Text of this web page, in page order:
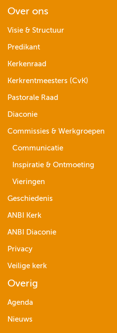
Over ons
Visie & Structuur
Predikant
Kerkenraad
Kerkrentmeesters (CvK)
Pastorale Raad
Diaconie
Commissies & Werkgroepen
Communicatie
Inspiratie & Ontmoeting
Vieringen
Geschiedenis
ANBI Kerk
ANBI Diaconie
Privacy
Veilige kerk
Overig
Agenda
Nieuws